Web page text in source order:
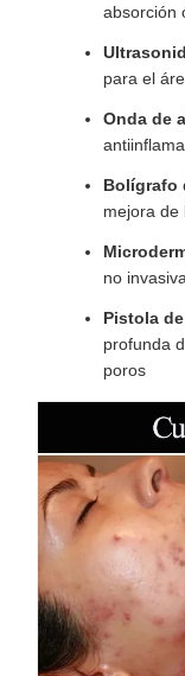
absorción
para el
Onda de
Bolígrafo
mejora de
no
Pistola
profunda
poros